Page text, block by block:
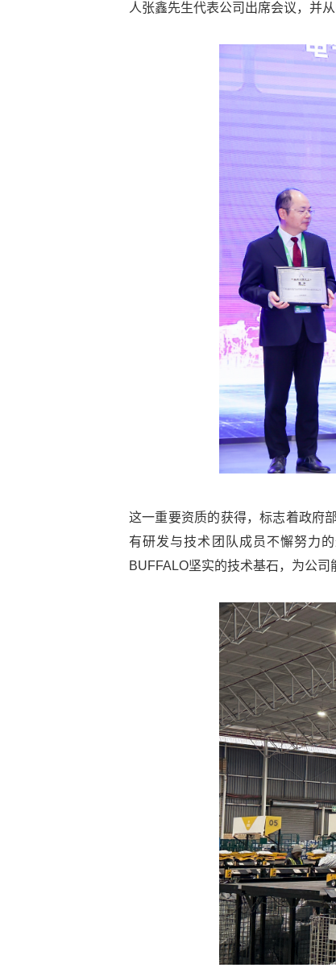
人张鑫先生代表公司出席会议，并
这一重要资质的获得，标志着政府
有研发与技术团队成员不懈努力
BUFFALO坚实的技术基石，为公司